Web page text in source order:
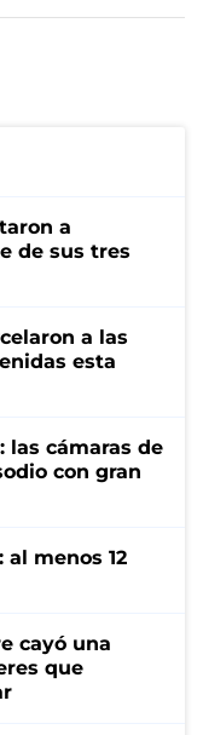
a
de sus tres
a las
esta
las cámaras de
con gran
menos 12
cayó una
que